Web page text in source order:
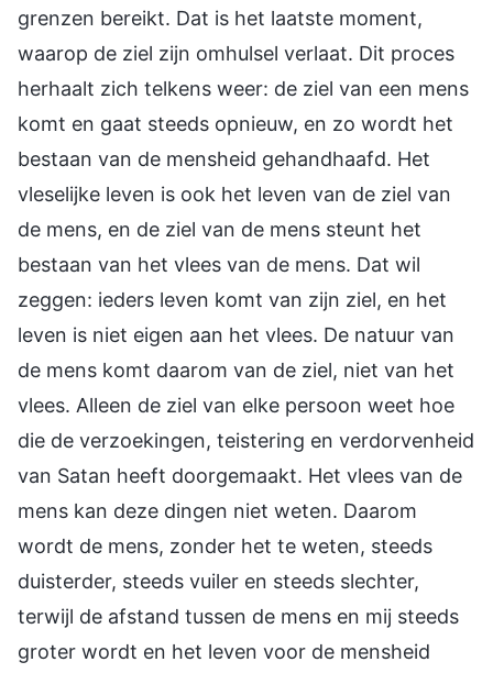
grenzen bereikt. Dat is het laatste moment,
waarop de ziel zijn omhulsel verlaat. Dit proces
herhaalt zich telkens weer: de ziel van een mens
komt en gaat steeds opnieuw, en zo wordt het
bestaan van de mensheid gehandhaafd. Het
vleselijke leven is ook het leven van de ziel van
de mens, en de ziel van de mens steunt het
bestaan van het vlees van de mens. Dat wil
zeggen: ieders leven komt van zijn ziel, en het
leven is niet eigen aan het vlees. De natuur van
de mens komt daarom van de ziel, niet van het
vlees. Alleen de ziel van elke persoon weet hoe
die de verzoekingen, teistering en verdorvenheid
van Satan heeft doorgemaakt. Het vlees van de
mens kan deze dingen niet weten. Daarom
wordt de mens, zonder het te weten, steeds
duisterder, steeds vuiler en steeds slechter,
terwijl de afstand tussen de mens en mij steeds
groter wordt en het leven voor de mensheid